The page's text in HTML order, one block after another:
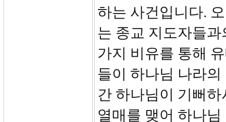
하는 사건입니다.
는 종교 지도자들
가지 비유를 통해
들이 하나님 나라
간 하나님이 기뻐
열매를 맺어 하나